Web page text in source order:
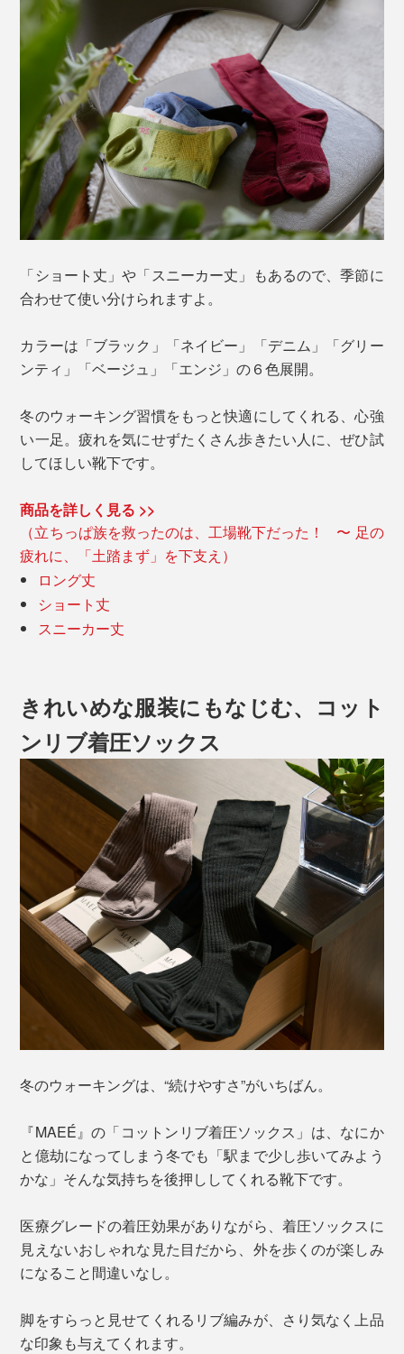
「ショート丈」や「スニーカー丈」もあるので、季節に
合わせて使い分けられますよ。
カラーは「ブラック」「ネイビー」「デニム」「グリー
ンティ」「ベージュ」「エンジ」の６色展開。
冬のウォーキング習慣をもっと快適にしてくれる、心強
い一足。疲れを気にせずたくさん歩きたい人に、ぜひ試
してほしい靴下です。
商品を詳しく見る >>
（立ちっぱ族を救ったのは、工場靴下だった！ 〜 足の
疲れに、「土踏まず」を下支え）
ロング丈
ショート丈
スニーカー丈
きれいめな服装にもなじむ、コット
ンリブ着圧ソックス
冬のウォーキングは、“続けやすさ”がいちばん。
『MAEÉ』の「コットンリブ着圧ソックス」は、なにか
と億劫になってしまう冬でも「駅まで少し歩いてみよう
かな」そんな気持ちを後押ししてくれる靴下です。
医療グレードの着圧効果がありながら、着圧ソックスに
見えないおしゃれな見た目だから、外を歩くのが楽しみ
になること間違いなし。
脚をすらっと見せてくれるリブ編みが、さり気なく上品
な印象も与えてくれます。